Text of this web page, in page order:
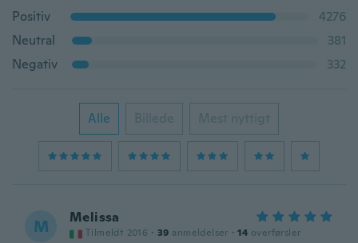
Positiv
4276
Neutral
381
Negativ
332
Alle Billede Mest nyttigt
M Melissa
Tilmeldt 2016 · 39 anmeldelser · 14 overførsler